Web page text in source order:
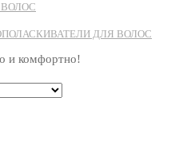
ДЛЯ ВОЛОС
и комфортно!